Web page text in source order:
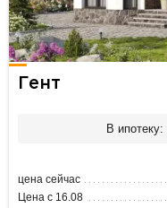
Гент
В ипотеку:
цена сейчас
Цена с 16.08